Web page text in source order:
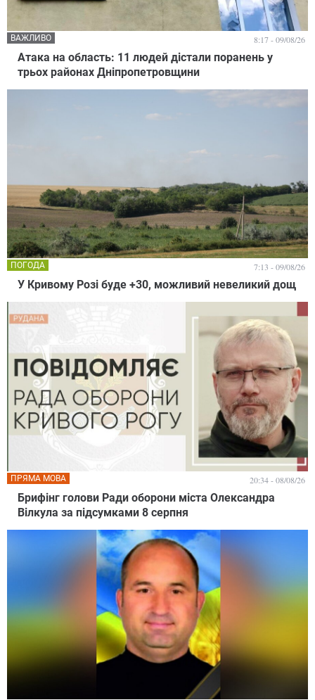
Атака на область: 11 людей дістали поранень у
трьох районах Дніпропетровщини
ВАЖЛИВО 8:17 - 09/08/26
У Кривому Розі буде +30, можливий невеликий дощ
ПОГОДА 7:13 - 09/08/26
Брифінг голови Ради оборони міста Олександра
Вілкула за підсумками 8 серпня
ПРЯМА МОВА 20:34 - 08/08/26